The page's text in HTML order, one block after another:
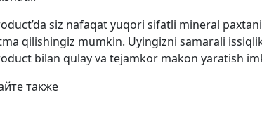
siz nafaqat yuqori sifatli mineral
qilishingiz mumkin. Uyingizni samarali
bilan qulay va tejamkor makon yaratish
также